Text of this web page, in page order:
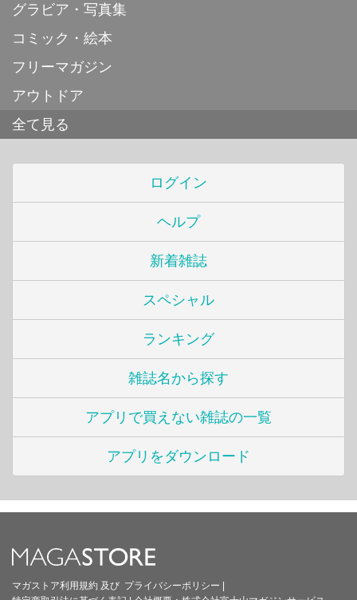
グラビア・写真集
コミック・絵本
フリーマガジン
アウトドア
全て見る
ログイン
ヘルプ
新着雑誌
スペシャル
ランキング
雑誌名から探す
アプリで買えない雑誌の一覧
アプリをダウンロード
マガストア利用規約 及び プライバシーポリシー